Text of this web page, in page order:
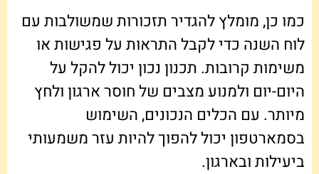
כמו כן, מומלץ להגדיר תזכורות שמשולבות עם
לוח השנה כדי לקבל התראות על פגישות או
משימות קרובות. תכנון נכון יכול להקל על
היום-יום ולמנוע מצבים של חוסר ארגון ולחץ
מיותר. עם הכלים הנכונים, השימוש
בסמארטפון יכול להפוך להיות עזר משמעותי
ביעילות ובארגון.